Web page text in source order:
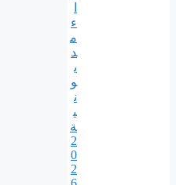
ء
م
د
ي
و
ن
ي
ة
2
0
2